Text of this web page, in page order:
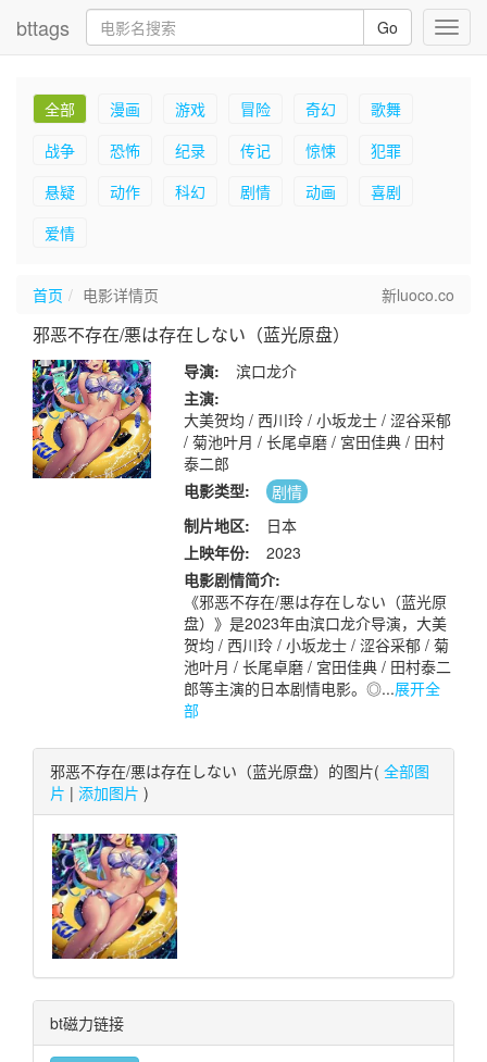
bttags Go
全部 漫画 游戏 冒险 奇幻
歌舞
战争
恐怖 纪录 传记 惊悚
犯罪
悬疑
动作 科幻 剧情 动画
喜剧
爱情
首页 电影详情页 新luoco.co
邪恶不存在/悪は存在しない（蓝光原盘）
导演:
滨口龙介
主演:
大美贺均 / 西川玲 / 小坂龙士 / 涩谷采郁
/ 菊池叶月 / 长尾卓磨 / 宮田佳典 / 田村
泰二郎
电影类型:
剧情
制片地区:
日本
上映年份:
2023
电影剧情简介:
《邪恶不存在/悪は存在しない（蓝光原
盘）》是2023年由滨口龙介导演，大美
贺均 / 西川玲 / 小坂龙士 / 涩谷采郁 / 菊
池叶月 / 长尾卓磨 / 宮田佳典 / 田村泰二
郎等主演的日本剧情电影。◎...展开全
部
邪恶不存在/悪は存在しない（蓝光原盘）的图片( 全部图
片 | 添加图片 )
bt磁力链接